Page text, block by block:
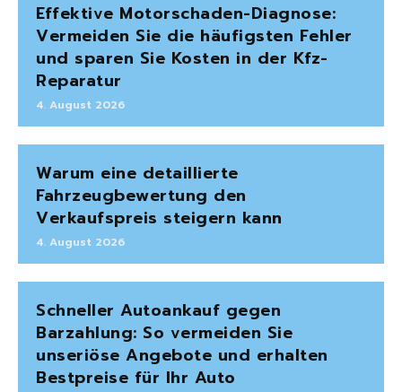
Effektive Motorschaden-Diagnose:
Vermeiden Sie die häufigsten Fehler
und sparen Sie Kosten in der Kfz-
Reparatur
4. August 2026
Warum eine detaillierte
Fahrzeugbewertung den
Verkaufspreis steigern kann
4. August 2026
Schneller Autoankauf gegen
Barzahlung: So vermeiden Sie
unseriöse Angebote und erhalten
Bestpreise für Ihr Auto